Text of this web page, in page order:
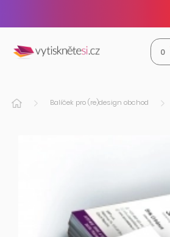
0
Balíček pro (re)design obchod